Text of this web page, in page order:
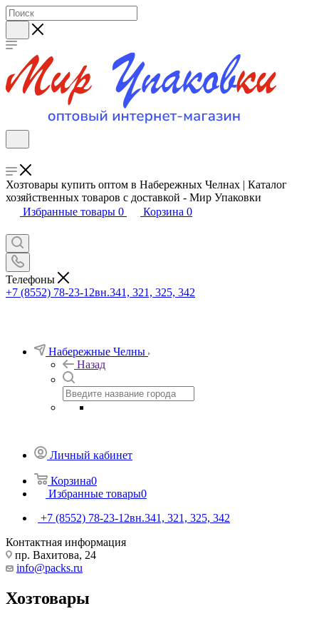
Хозтовары купить оптом в Набережных Челнах | Каталог
хозяйственных товаров с доставкой - Мир Упаковки
Избранные товары 0 Корзина 0
Телефоны
+7 (8552) 78-23-12вн.341, 321, 325, 342
Набережные Челны
Назад
Личный кабинет
Корзина0
Избранные товары0
+7 (8552) 78-23-12вн.341, 321, 325, 342
Контактная информация
пр. Вахитова, 24
info@packs.ru
Хозтовары